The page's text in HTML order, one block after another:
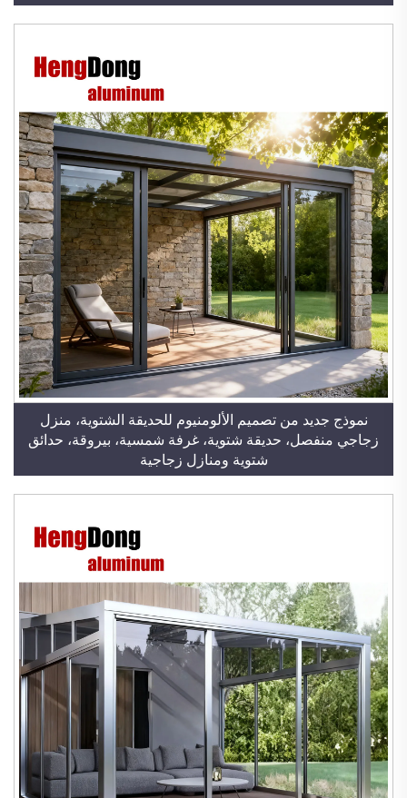
نموذج جديد من تصميم الألومنيوم للحديقة الشتوية، منزل
زجاجي منفصل، حديقة شتوية، غرفة شمسية، بيروقة، حدائق
شتوية ومنازل زجاجية